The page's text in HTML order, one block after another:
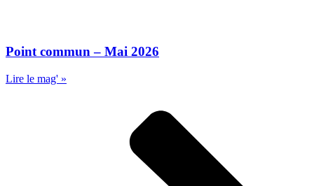
Point commun – Mai 2026
Lire le mag' »